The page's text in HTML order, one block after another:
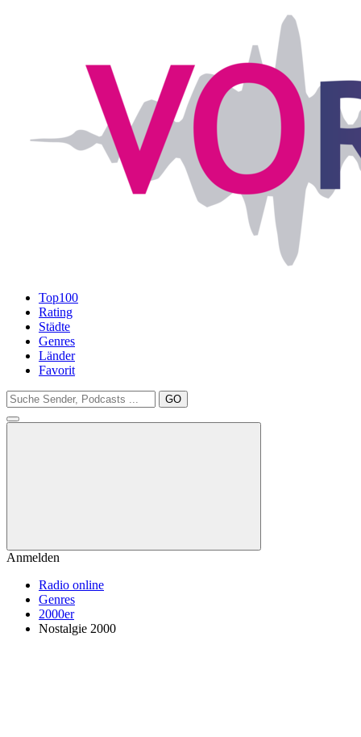
Top100
Rating
Städte
Genres
Länder
Favorit
GO
Anmelden
Radio online
Genres
2000er
Nostalgie 2000